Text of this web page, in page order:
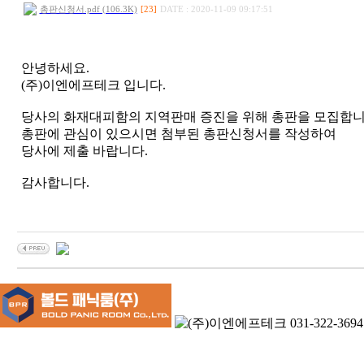
총판신청서.pdf (106.3K) [23] DATE : 2020-11-09 09:17:51
안녕하세요.
(주)이엔에프테크 입니다.
당사의 화재대피함의 지역판매 증진을 위해 총판을 모집합
총판에 관심이 있으시면 첨부된 총판신청서를 작성하여
당사에 제출 바랍니다.
감사합니다.